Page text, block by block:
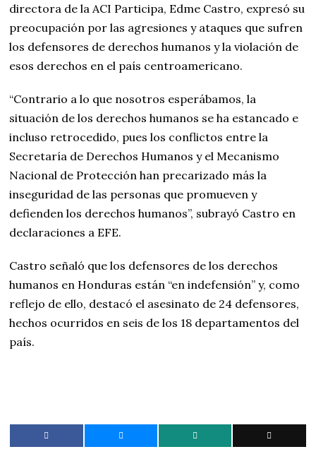
directora de la ACI Participa, Edme Castro, expresó su
preocupación por las agresiones y ataques que sufren
los defensores de derechos humanos y la violación de
esos derechos en el país centroamericano.
“Contrario a lo que nosotros esperábamos, la
situación de los derechos humanos se ha estancado e
incluso retrocedido, pues los conflictos entre la
Secretaría de Derechos Humanos y el Mecanismo
Nacional de Protección han precarizado más la
inseguridad de las personas que promueven y
defienden los derechos humanos”, subrayó Castro en
declaraciones a EFE.
Castro señaló que los defensores de los derechos
humanos en Honduras están “en indefensión” y, como
reflejo de ello, destacó el asesinato de 24 defensores,
hechos ocurridos en seis de los 18 departamentos del
país.